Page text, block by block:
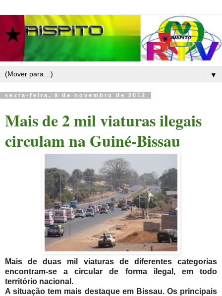
▼
sexta-feira, 9 de novembro de 2012
Mais de 2 mil viaturas ilegais
circulam na Guiné-Bissau
Mais de duas mil viaturas de diferentes categorias
encontram-se a circular de forma ilegal, em todo
território nacional.
A situação tem mais destaque em Bissau. Os principais